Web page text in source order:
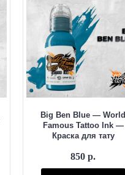
Big Ben Blue — World
Famous Tattoo Ink —
Краска для тату
850 р.